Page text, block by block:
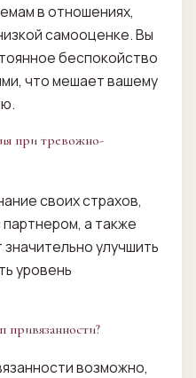
в отношениях,
самооценке. Вы
беспокойство
что мешает вашему
при тревожно-
своих страхов,
а также
улучшить
уровень
возможно,